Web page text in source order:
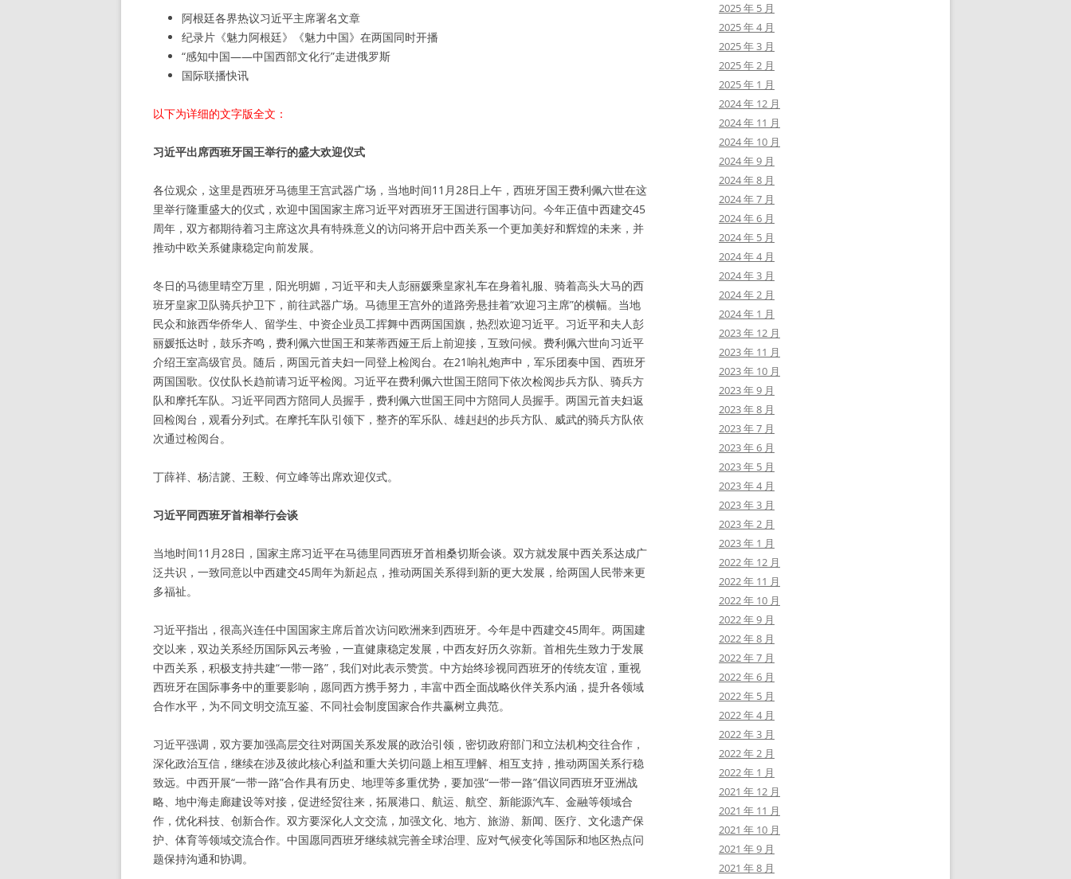
阿根廷各界热议习近平主席署名文章
纪录片《魅力阿根廷》《魅力中国》在两国同时开播
“感知中国——中国西部文化行”走进俄罗斯
国际联播快讯
以下为详细的文字版全文：
习近平出席西班牙国王举行的盛大欢迎仪式
各位观众，这里是西班牙马德里王宫武器广场，当地时间11月28日上午，西班牙国王费利佩六世在这
里举行隆重盛大的仪式，欢迎中国国家主席习近平对西班牙王国进行国事访问。今年正值中西建交45
周年，双方都期待着习主席这次具有特殊意义的访问将开启中西关系一个更加美好和辉煌的未来，并
推动中欧关系健康稳定向前发展。
冬日的马德里晴空万里，阳光明媚，习近平和夫人彭丽媛乘皇家礼车在身着礼服、骑着高头大马的西
班牙皇家卫队骑兵护卫下，前往武器广场。马德里王宫外的道路旁悬挂着“欢迎习主席”的横幅。当地
民众和旅西华侨华人、留学生、中资企业员工挥舞中西两国国旗，热烈欢迎习近平。习近平和夫人彭
丽媛抵达时，鼓乐齐鸣，费利佩六世国王和莱蒂西娅王后上前迎接，互致问候。费利佩六世向习近平
介绍王室高级官员。随后，两国元首夫妇一同登上检阅台。在21响礼炮声中，军乐团奏中国、西班牙
两国国歌。仪仗队长趋前请习近平检阅。习近平在费利佩六世国王陪同下依次检阅步兵方队、骑兵方
队和摩托车队。习近平同西方陪同人员握手，费利佩六世国王同中方陪同人员握手。两国元首夫妇返
回检阅台，观看分列式。在摩托车队引领下，整齐的军乐队、雄赳赳的步兵方队、威武的骑兵方队依
次通过检阅台。
丁薛祥、杨洁篪、王毅、何立峰等出席欢迎仪式。
习近平同西班牙首相举行会谈
当地时间11月28日，国家主席习近平在马德里同西班牙首相桑切斯会谈。双方就发展中西关系达成广
泛共识，一致同意以中西建交45周年为新起点，推动两国关系得到新的更大发展，给两国人民带来更
多福祉。
习近平指出，很高兴连任中国国家主席后首次访问欧洲来到西班牙。今年是中西建交45周年。两国建
交以来，双边关系经历国际风云考验，一直健康稳定发展，中西友好历久弥新。首相先生致力于发展
中西关系，积极支持共建“一带一路”，我们对此表示赞赏。中方始终珍视同西班牙的传统友谊，重视
西班牙在国际事务中的重要影响，愿同西方携手努力，丰富中西全面战略伙伴关系内涵，提升各领域
合作水平，为不同文明交流互鉴、不同社会制度国家合作共赢树立典范。
习近平强调，双方要加强高层交往对两国关系发展的政治引领，密切政府部门和立法机构交往合作，
深化政治互信，继续在涉及彼此核心利益和重大关切问题上相互理解、相互支持，推动两国关系行稳
致远。中西开展“一带一路”合作具有历史、地理等多重优势，要加强“一带一路”倡议同西班牙亚洲战
略、地中海走廊建设等对接，促进经贸往来，拓展港口、航运、航空、新能源汽车、金融等领域合
作，优化科技、创新合作。双方要深化人文交流，加强文化、地方、旅游、新闻、医疗、文化遗产保
护、体育等领域交流合作。中国愿同西班牙继续就完善全球治理、应对气候变化等国际和地区热点问
题保持沟通和协调。
2025 年 5 月
2025 年 4 月
2025 年 3 月
2025 年 2 月
2025 年 1 月
2024 年 12 月
2024 年 11 月
2024 年 10 月
2024 年 9 月
2024 年 8 月
2024 年 7 月
2024 年 6 月
2024 年 5 月
2024 年 4 月
2024 年 3 月
2024 年 2 月
2024 年 1 月
2023 年 12 月
2023 年 11 月
2023 年 10 月
2023 年 9 月
2023 年 8 月
2023 年 7 月
2023 年 6 月
2023 年 5 月
2023 年 4 月
2023 年 3 月
2023 年 2 月
2023 年 1 月
2022 年 12 月
2022 年 11 月
2022 年 10 月
2022 年 9 月
2022 年 8 月
2022 年 7 月
2022 年 6 月
2022 年 5 月
2022 年 4 月
2022 年 3 月
2022 年 2 月
2022 年 1 月
2021 年 12 月
2021 年 11 月
2021 年 10 月
2021 年 9 月
2021 年 8 月